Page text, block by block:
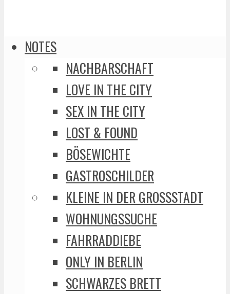
NOTES
NACHBARSCHAFT
LOVE IN THE CITY
SEX IN THE CITY
LOST & FOUND
BÖSEWICHTE
GASTROSCHILDER
KLEINE IN DER GROSSSTADT
WOHNUNGSSUCHE
FAHRRADDIEBE
ONLY IN BERLIN
SCHWARZES BRETT